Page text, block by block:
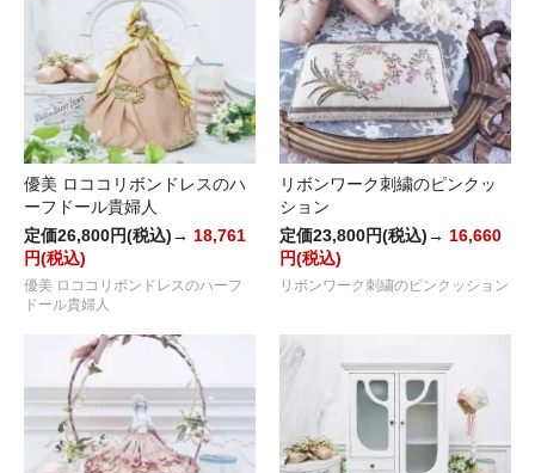
優美 ロココリボンドレスのハ
ーフドール貴婦人
定価26,800円(税込)→ 18,761
円(税込)
優美 ロココリボンドレスのハーフ
ドール貴婦人
リボンワーク刺繍のピンクッ
ション
定価23,800円(税込)→ 16,660
円(税込)
リボンワーク刺繍のピンクッション